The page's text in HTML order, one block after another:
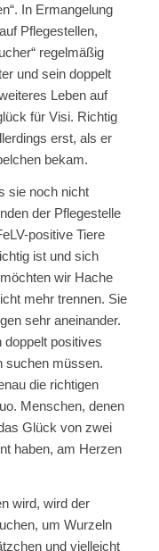
In Ermangelung
Pflegestellen,
regelmäßig
und sein doppelt
Leben auf
für Visi. Richtig
erst, als er
bekam.
sie noch nicht
der Pflegestelle
positive Tiere
ist und sich
wir Hache
mehr trennen. Sie
sehr aneinander.
doppelt positives
suchen müssen.
die richtigen
Menschen, denen
Glück von zwei
haben, am Herzen
wird, wird der
um Wurzeln
und vielleicht